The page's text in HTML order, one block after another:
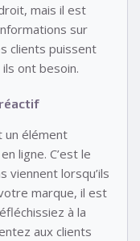
mais il est
sur
clients puissent
ont besoin.
un élément
ligne. C’est le
viennent lorsqu’ils
marque, il est
à la
aux clients